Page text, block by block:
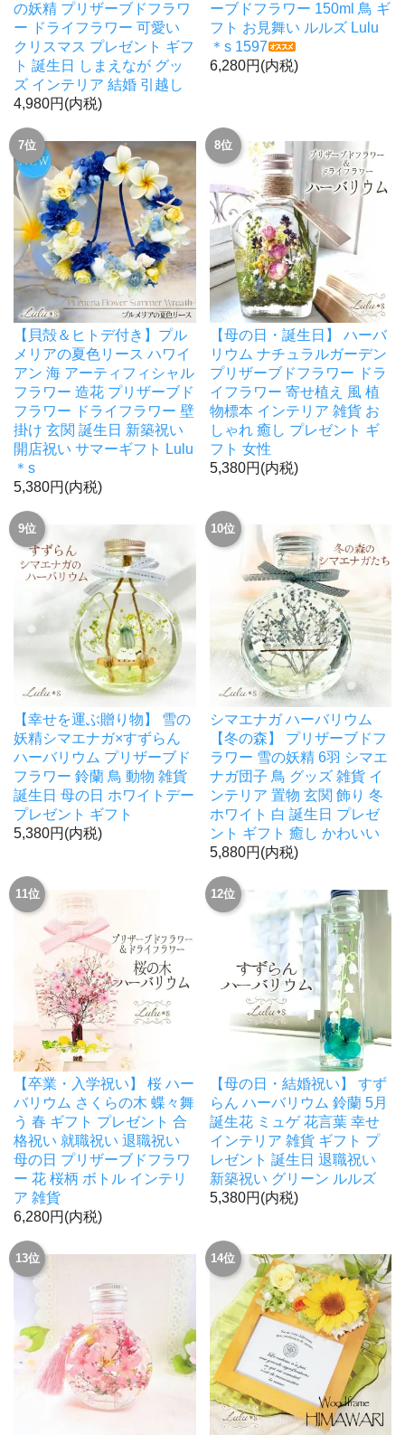
の妖精 プリザーブドフラワ
ー ドライフラワー 可愛い
クリスマス プレゼント ギフ
ト 誕生日 しまえなが グッ
ズ インテリア 結婚 引越し
4,980円(内税)
ーブドフラワー 150ml 鳥 ギ
フト お見舞い ルルズ Lulu
＊s 1597
6,280円(内税)
7位
【貝殻＆ヒトデ付き】プル
メリアの夏色リース ハワイ
アン 海 アーティフィシャル
フラワー 造花 プリザーブド
フラワー ドライフラワー 壁
掛け 玄関 誕生日 新築祝い
開店祝い サマーギフト Lulu
＊s
5,380円(内税)
8位
【母の日・誕生日】 ハーバ
リウム ナチュラルガーデン
プリザーブドフラワー ドラ
イフラワー 寄せ植え 風 植
物標本 インテリア 雑貨 お
しゃれ 癒し プレゼント ギ
フト 女性
5,380円(内税)
9位
【幸せを運ぶ贈り物】 雪の
妖精シマエナガ×すずらん
ハーバリウム プリザーブド
フラワー 鈴蘭 鳥 動物 雑貨
誕生日 母の日 ホワイトデー
プレゼント ギフト
5,380円(内税)
10位
シマエナガ ハーバリウム
【冬の森】 プリザーブドフ
ラワー 雪の妖精 6羽 シマエ
ナガ団子 鳥 グッズ 雑貨 イ
ンテリア 置物 玄関 飾り 冬
ホワイト 白 誕生日 プレゼ
ント ギフト 癒し かわいい
5,880円(内税)
11位
【卒業・入学祝い】 桜 ハー
バリウム さくらの木 蝶々舞
う 春 ギフト プレゼント 合
格祝い 就職祝い 退職祝い
母の日 プリザーブドフラワ
ー 花 桜柄 ボトル インテリ
ア 雑貨
6,280円(内税)
12位
【母の日・結婚祝い】 すず
らん ハーバリウム 鈴蘭 5月
誕生花 ミュゲ 花言葉 幸せ
インテリア 雑貨 ギフト プ
レゼント 誕生日 退職祝い
新築祝い グリーン ルルズ
5,380円(内税)
13位 14位